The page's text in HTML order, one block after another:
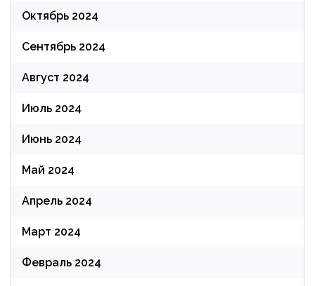
Октябрь 2024
Сентябрь 2024
Август 2024
Июль 2024
Июнь 2024
Май 2024
Апрель 2024
Март 2024
Февраль 2024